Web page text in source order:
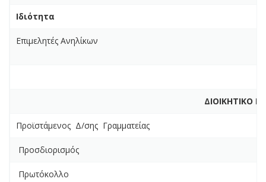
Ιδιότητα
Επιμελητές Ανηλίκων
ΔΙΟΙΚΗΤΙΚΟ
Προϊστάμενος Δ/σης Γραμματείας
Προσδιορισμός